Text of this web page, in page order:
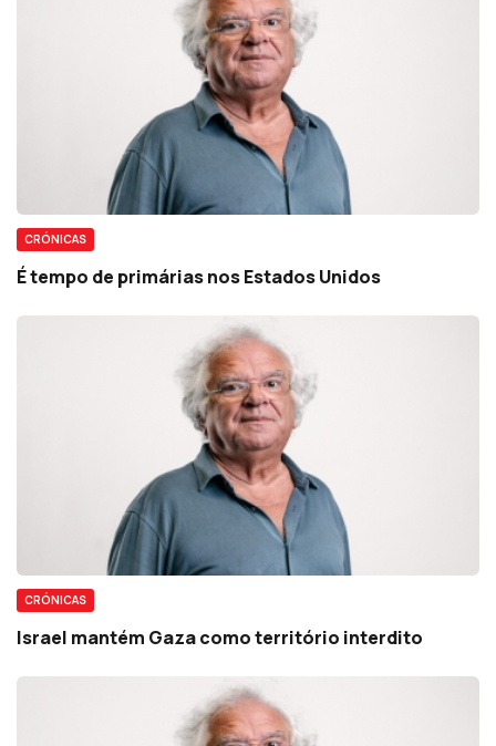
CRÓNICAS
É tempo de primárias nos Estados Unidos
CRÓNICAS
Israel mantém Gaza como território interdito